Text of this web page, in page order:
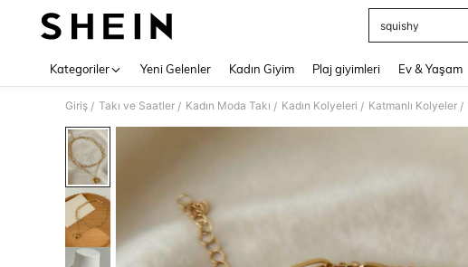
squishy
Kategoriler Yeni Gelenler Kadın Giyim Plaj giyimleri Ev & Yaşam
Giriş / Takı ve Saatler / Kadın Moda Takı / Kadın Kolyeleri / Katmanlı Kolyeler /